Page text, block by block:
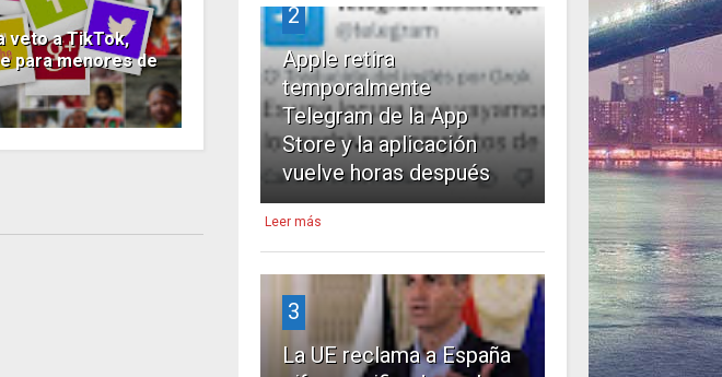
veto a TikTok,
para menores de
2
Apple retira
temporalmente
Telegram de la App
Store y la aplicación
vuelve horas después
Leer más
3
La UE reclama a España